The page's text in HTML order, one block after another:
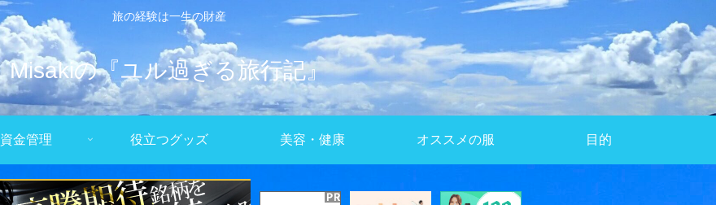
旅の経験は一生の財産
Misakiの『ユル過ぎる旅行記』
資金管理 役立つグッズ 美容・健康 オススメの服 目的